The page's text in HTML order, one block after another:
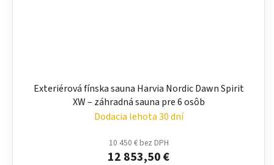
Exteriérová fínska sauna Harvia Nordic Dawn Spirit
XW – záhradná sauna pre 6 osôb
Dodacia lehota 30 dní
10 450 € bez DPH
12 853,50 €